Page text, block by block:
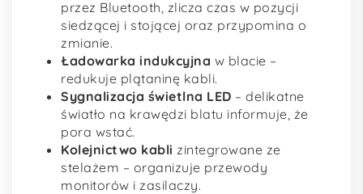
przez Bluetooth, zlicza czas w pozycji
siedzącej i stojącej oraz przypomina o
zmianie.
Ładowarka indukcyjna w blacie –
redukuje plątaninę kabli.
Sygnalizacja świetlna LED – delikatne
światło na krawędzi blatu informuje, że
pora wstać.
Kolejnictwo kabli zintegrowane ze
stelażem – organizuje przewody
monitorów i zasilaczy.